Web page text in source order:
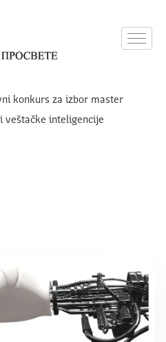
konkurs za izbor master
veštačke inteligencije